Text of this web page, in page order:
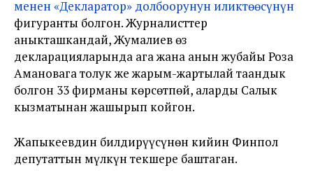
менен «Декларатор» долбоорунун иликтөөсүнүн
фигуранты болгон. Журналисттер
аныкташкандай, Жумалиев өз
декларацияларында ага жана анын жубайы Роза
Амановага толук же жарым-жартылай таандык
болгон 33 фирманы көрсөтпөй, аларды Салык
кызматынан жашырып койгон.
Жапыкеевдин билдирүүсүнөн кийин Финпол
депутаттын мүлкүн текшере баштаган.